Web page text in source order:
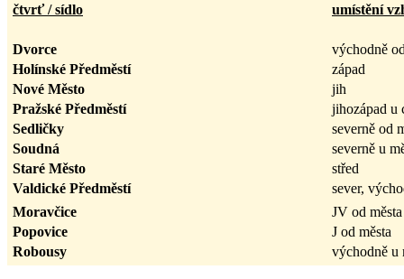
čtvrť / sídlo umístění
Dvorce
východně
Holínské Předměstí
západ
Nové Město
jih
Pražské Předměstí
jihozápad u
Sedličky
severně od
Soudná
severně u
Staré Město
střed
Valdické Předměstí
sever,
Moravčice
JV od města
Popovice
J od města
Robousy
východně u